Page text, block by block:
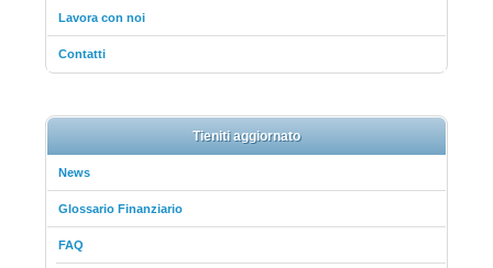
Lavora con noi
Contatti
Tieniti aggiornato
News
Glossario Finanziario
FAQ